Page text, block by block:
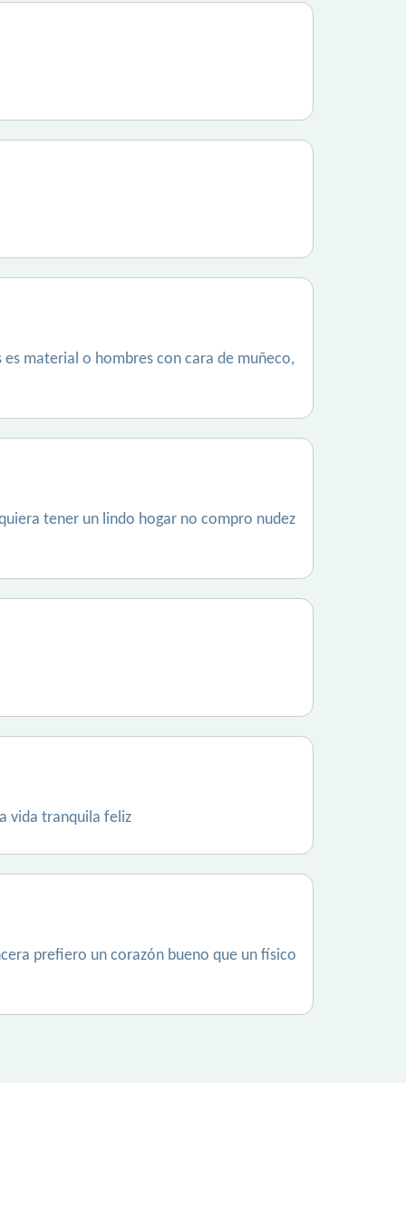
material o hombres con cara de muñeco,
tener un lindo hogar no compro nudez
vida tranquila feliz
prefiero un corazón bueno que un físico